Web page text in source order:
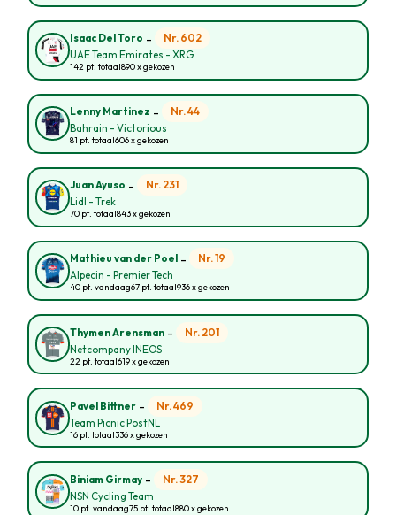
Isaac Del Toro - Nr. 602
UAE Team Emirates - XRG
142 pt. totaal890 x gekozen
Lenny Martinez - Nr. 44
Bahrain - Victorious
81 pt. totaal606 x gekozen
Juan Ayuso - Nr. 231
Lidl - Trek
70 pt. totaal843 x gekozen
Mathieu van der Poel - Nr. 19
Alpecin - Premier Tech
40 pt. vandaag67 pt. totaal936 x gekozen
Thymen Arensman - Nr. 201
Netcompany INEOS
22 pt. totaal619 x gekozen
Pavel Bittner - Nr. 469
Team Picnic PostNL
16 pt. totaal336 x gekozen
Biniam Girmay - Nr. 327
NSN Cycling Team
10 pt. vandaag75 pt. totaal880 x gekozen